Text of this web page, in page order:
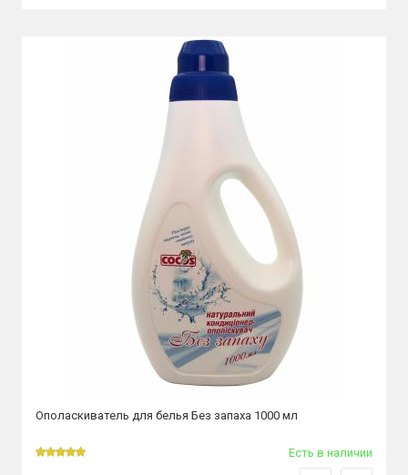
Ополаскиватель для белья Без запаха 1000 мл
Есть в наличии